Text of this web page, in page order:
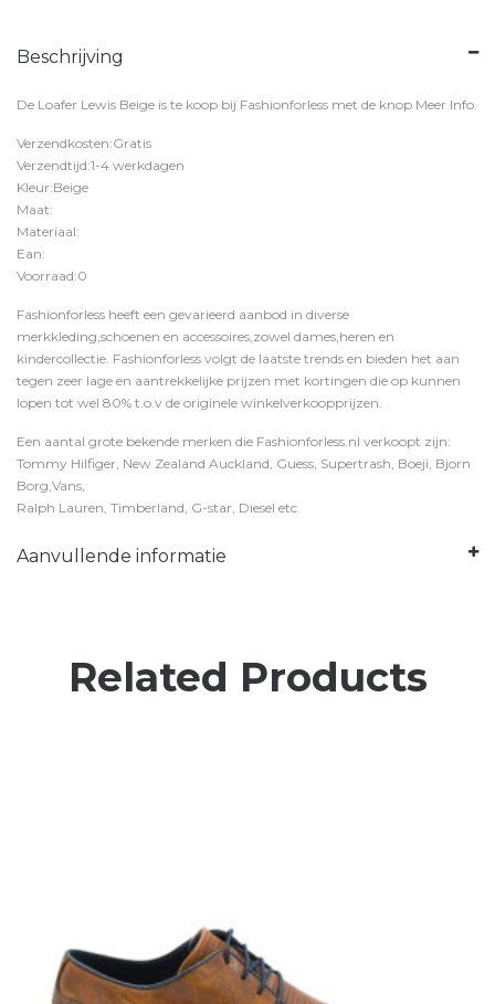
Beschrijving
De Loafer Lewis Beige is te koop bij Fashionforless met de knop Meer Info.
Verzendkosten:Gratis
Verzendtijd:1-4 werkdagen
Kleur:Beige
Maat:
Materiaal:
Ean:
Voorraad:0
Fashionforless heeft een gevarieerd aanbod in diverse
merkkleding,schoenen en accessoires,zowel dames,heren en
kindercollectie. Fashionforless volgt de laatste trends en bieden het aan
tegen zeer lage en aantrekkelijke prijzen met kortingen die op kunnen
lopen tot wel 80% t.o.v de originele winkelverkoopprijzen.
Een aantal grote bekende merken die Fashionforless.nl verkoopt zijn:
Tommy Hilfiger, New Zealand Auckland, Guess, Supertrash, Boeji, Bjorn
Borg,Vans,
Ralph Lauren, Timberland, G-star, Diesel etc.
Aanvullende informatie
Related Products